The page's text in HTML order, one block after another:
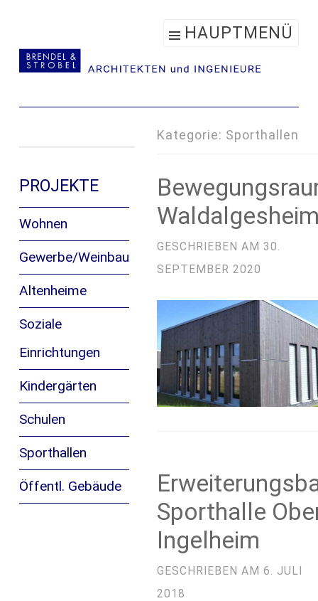
HAUPTMENÜ
Inhalt
springen
Kategorie: Sporthallen
GESCHRIEBEN AM 30.
SEPTEMBER 2020
Sporthalle
Ingelheim
GESCHRIEBEN AM6. JULI
2018
PROJEKTE
Wohnen
Gewerbe/Weinbau
Altenheime
Soziale
Einrichtungen
Kindergärten
Schulen
Sporthallen
Öffentl. Gebäude